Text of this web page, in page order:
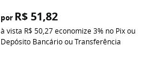
por R$ 51,82
à vista R$ 50,27economize3% no Pix ou
Depósito Bancário ou Transferência